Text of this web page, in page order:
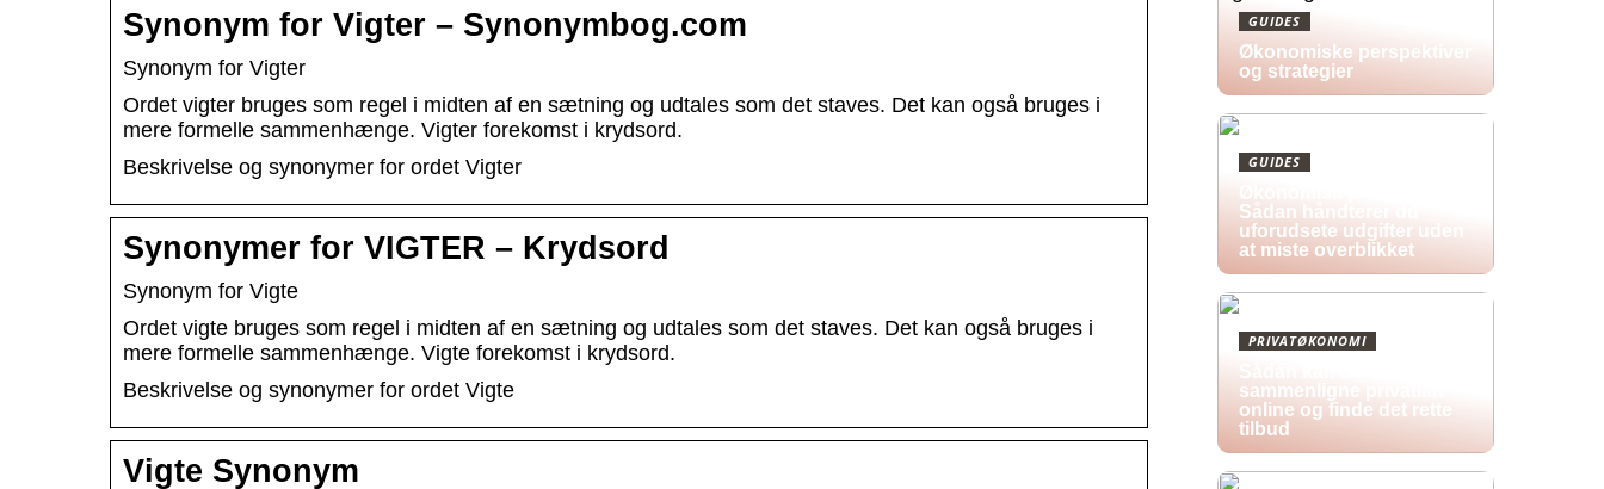
Synonym for Vigter – Synonymbog.com
Synonym for Vigter
Ordet vigter bruges som regel i midten af ​​en sætning og udtales som det staves. Det kan også bruges i
mere formelle sammenhænge. Vigter forekomst i krydsord.
Beskrivelse og synonymer for ordet Vigter
Synonymer for VIGTER – Krydsord
Synonym for Vigte
Ordet vigte bruges som regel i midten af ​​en sætning og udtales som det staves. Det kan også bruges i
mere formelle sammenhænge. Vigte forekomst i krydsord.
Beskrivelse og synonymer for ordet Vigte
Vigte Synonym
GUIDES
Økonomiske perspektiver
og strategier
GUIDES
Sådan håndterer du
uforudsete udgifter uden
at miste overblikket
PRIVATØKONOMI
sammenligne privatlån
online og finde det rette
tilbud